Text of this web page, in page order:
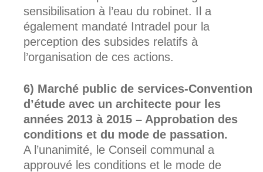
sensibilisation à l’eau du robinet. Il a
également mandaté Intradel pour la
perception des subsides relatifs à
l’organisation de ces actions.
Marché public de services-Convention
d’étude avec un architecte pour les
années 2013 à 2015 – Approbation des
conditions et du mode de passation.
A l’unanimité, le Conseil communal a
approuvé les conditions et le mode de